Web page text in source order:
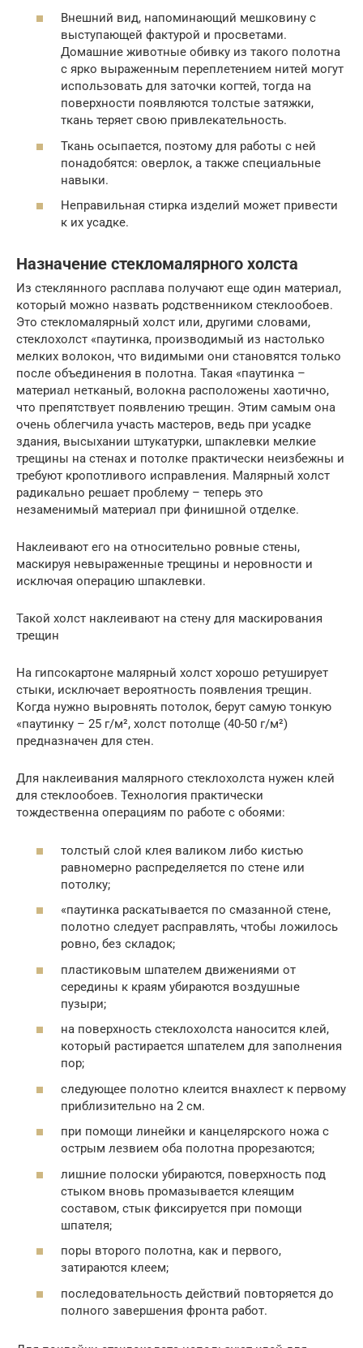
Внешний вид, напоминающий мешковину с
выступающей фактурой и просветами.
Домашние животные обивку из такого полотна
с ярко выраженным переплетением нитей могут
использовать для заточки когтей, тогда на
поверхности появляются толстые затяжки,
ткань теряет свою привлекательность.
Ткань осыпается, поэтому для работы с ней
понадобятся: оверлок, а также специальные
навыки.
Неправильная стирка изделий может привести
к их усадке.
Назначение стекломалярного холста
Из стеклянного расплава получают еще один материал,
который можно назвать родственником стеклообоев.
Это стекломалярный холст или, другими словами,
стеклохолст «паутинка, производимый из настолько
мелких волокон, что видимыми они становятся только
после объединения в полотна. Такая «паутинка –
материал нетканый, волокна расположены хаотично,
что препятствует появлению трещин. Этим самым она
очень облегчила участь мастеров, ведь при усадке
здания, высыхании штукатурки, шпаклевки мелкие
трещины на стенах и потолке практически неизбежны и
требуют кропотливого исправления. Малярный холст
радикально решает проблему – теперь это
незаменимый материал при финишной отделке.
Наклеивают его на относительно ровные стены,
маскируя невыраженные трещины и неровности и
исключая операцию шпаклевки.
Такой холст наклеивают на стену для маскирования
трещин
На гипсокартоне малярный холст хорошо ретуширует
стыки, исключает вероятность появления трещин.
Когда нужно выровнять потолок, берут самую тонкую
«паутинку – 25 г/м², холст потолще (40-50 г/м²)
предназначен для стен.
Для наклеивания малярного стеклохолста нужен клей
для стеклообоев. Технология практически
тождественна операциям по работе с обоями:
толстый слой клея валиком либо кистью
равномерно распределяется по стене или
потолку;
«паутинка раскатывается по смазанной стене,
полотно следует расправлять, чтобы ложилось
ровно, без складок;
пластиковым шпателем движениями от
середины к краям убираются воздушные
пузыри;
на поверхность стеклохолста наносится клей,
который растирается шпателем для заполнения
пор;
следующее полотно клеится внахлест к первому
приблизительно на 2 см.
при помощи линейки и канцелярского ножа с
острым лезвием оба полотна прорезаются;
лишние полоски убираются, поверхность под
стыком вновь промазывается клеящим
составом, стык фиксируется при помощи
шпателя;
поры второго полотна, как и первого,
затираются клеем;
последовательность действий повторяется до
полного завершения фронта работ.